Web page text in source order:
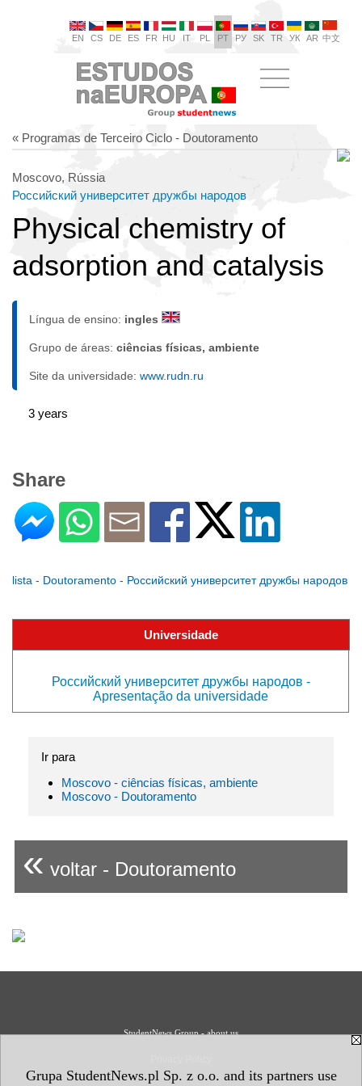
Grupa StudentNews.pl Sp. z o.o. and its partners use
EN CS DE ES FR HU IT PL PT РУ SK TR УК AR 中文
« Programas de Terceiro Ciclo - Doutoramento
Moscovo, Rússia
Российский университет дружбы народов
Physical chemistry of
adsorption and catalysis
Língua de ensino: ingles
Grupo de áreas: ciências físicas, ambiente
Site da universidade: www.rudn.ru
3 years
Share
lista - Doutoramento - Российский университет дружбы народов
Universidade
Российский университет дружбы народов -
Apresentação da universidade
Ir para
Moscovo - ciências físicas, ambiente
Moscovo - Doutoramento
« voltar - Doutoramento
StudentNews Group - about us